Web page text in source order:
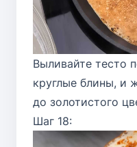
Выливайте тесто
круглые блины, и
до золотистого
Шаг 18: